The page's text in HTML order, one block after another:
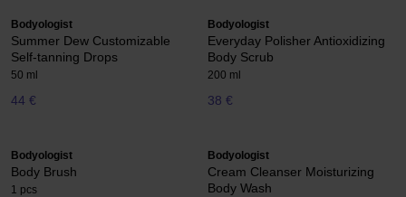
Bodyologist
Summer Dew Customizable
Self-tanning Drops
50 ml
44 €
Bodyologist
Everyday Polisher Antioxidizing
Body Scrub
200 ml
38 €
Bodyologist
Body Brush
1 pcs
Bodyologist
Cream Cleanser Moisturizing
Body Wash